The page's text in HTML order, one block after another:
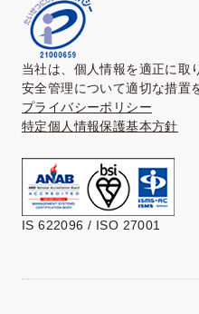
当社は、個人情報を適正に取
安全管理について適切な措置
プライバシーポリシー
特定個人情報保護基本方針
IS 622096 / ISO 27001